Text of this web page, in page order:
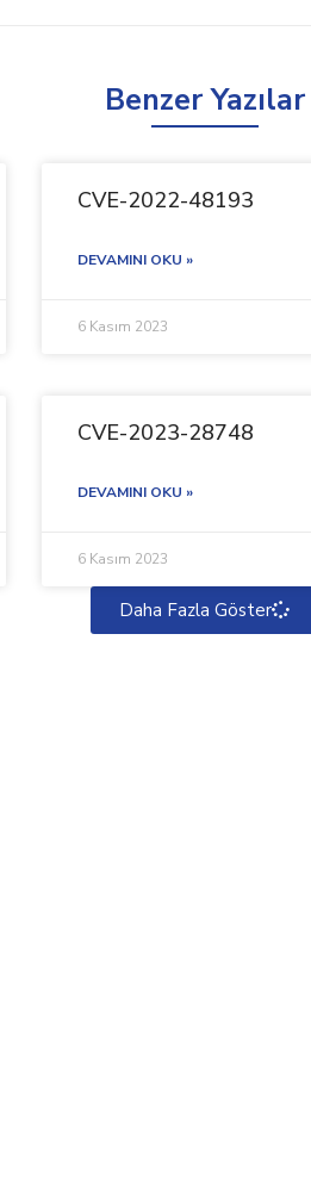
Benzer Yazılar
CVE-2022-48193
DEVAMINI OKU »
6 Kasım 2023
CVE-2023-28748
DEVAMINI OKU »
6 Kasım 2023
Daha Fazla Göster